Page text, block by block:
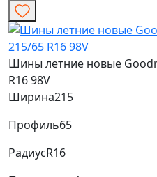
Шины летние новые
R16 98V
Ширина215
Профиль65
РадиусR16